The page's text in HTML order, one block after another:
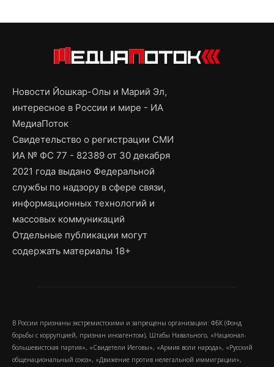
Новости Йошкар-Олы и Марий Эл,
интересное в России и мире - ИА
МедиаПоток
Свидетельство о регистрации СМИ
ИА № ФС 77 - 82389 от 30 декабря
2021 года выдано Федеральной
службы по надзору в сфере связи,
информационных технологий и
массовых коммуникаций
Отдельные публикации могут
содержать материалы 18+
В России признаны экстремистскими и запрещены организации: ФБК (Фонд
борьбы с коррупцией, признан иноагентом), Штабы Навального, «Национал-
большевистская партия», «Свидетели Иеговы», «Армия воли народа», «Русский
общенациональный союз», «Движение против нелегальной иммиграции»,